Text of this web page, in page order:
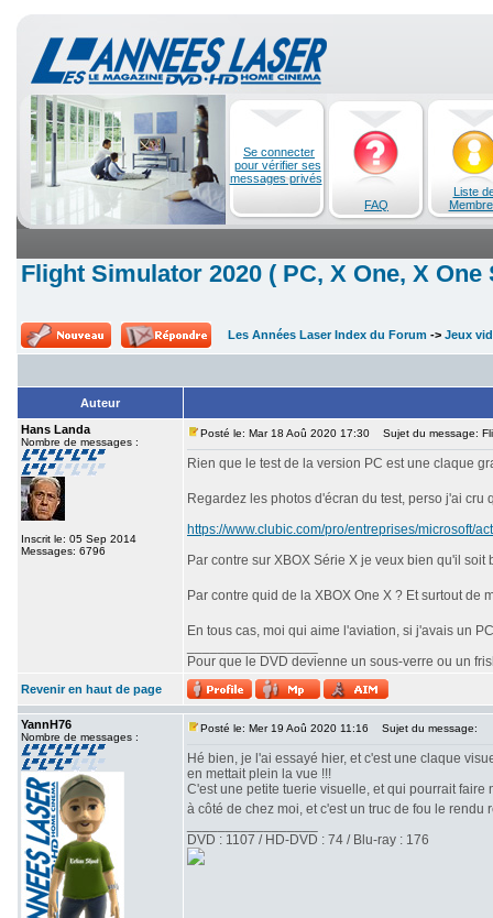
Se connecter
pour vérifier ses
messages privés
FAQ
Liste
Flight Simulator 2020 ( PC, X One, X One
Les Années Laser Index du Forum -> Jeux
Auteur
Hans Landa
Nombre de messages :
Inscrit le: 05 Sep 2014
Messages: 6796
Posté le: Mar 18 Aoû 2020 17:30 Sujet du message:
Rien que le test de la version PC est une claque
Regardez les photos d'écran du test, perso j'ai cru
https://www.clubic.com/pro/entreprises/microsoft/
Par contre sur XBOX Série X je veux bien qu'il
Par contre quid de la XBOX One X ? Et surtout
En tous cas, moi qui aime l'aviation, si j'avais un
Pour que le DVD devienne un sous-verre ou un
Revenir en haut de page
YannH76
Nombre de messages :
Posté le: Mer 19 Aoû 2020 11:16 Sujet du message:
Hé bien, je l'ai essayé hier, et c'est une claque
en mettait plein la vue !!!
C'est une petite tuerie visuelle, et qui pourrait
à côté de chez moi, et c'est un truc de fou le
DVD : 1107 / HD-DVD : 74 / Blu-ray : 176